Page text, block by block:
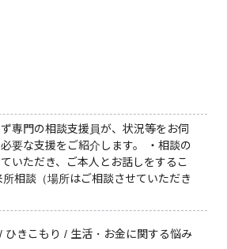
専門の相談支援員が、状況等をお伺
要な支援をご紹介します。 ・相談の
いただき、ご本人とお話しをするこ
相談（場所はご相談させていただき
ひきこもり / 生活・お金に関する悩み